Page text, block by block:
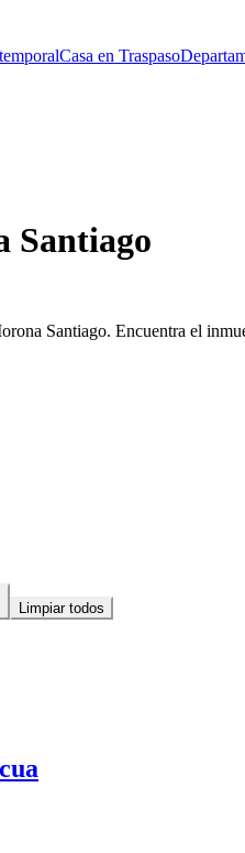
Casa en Traspaso
Santiago
Santiago. Encuentra el
Limpiar todos